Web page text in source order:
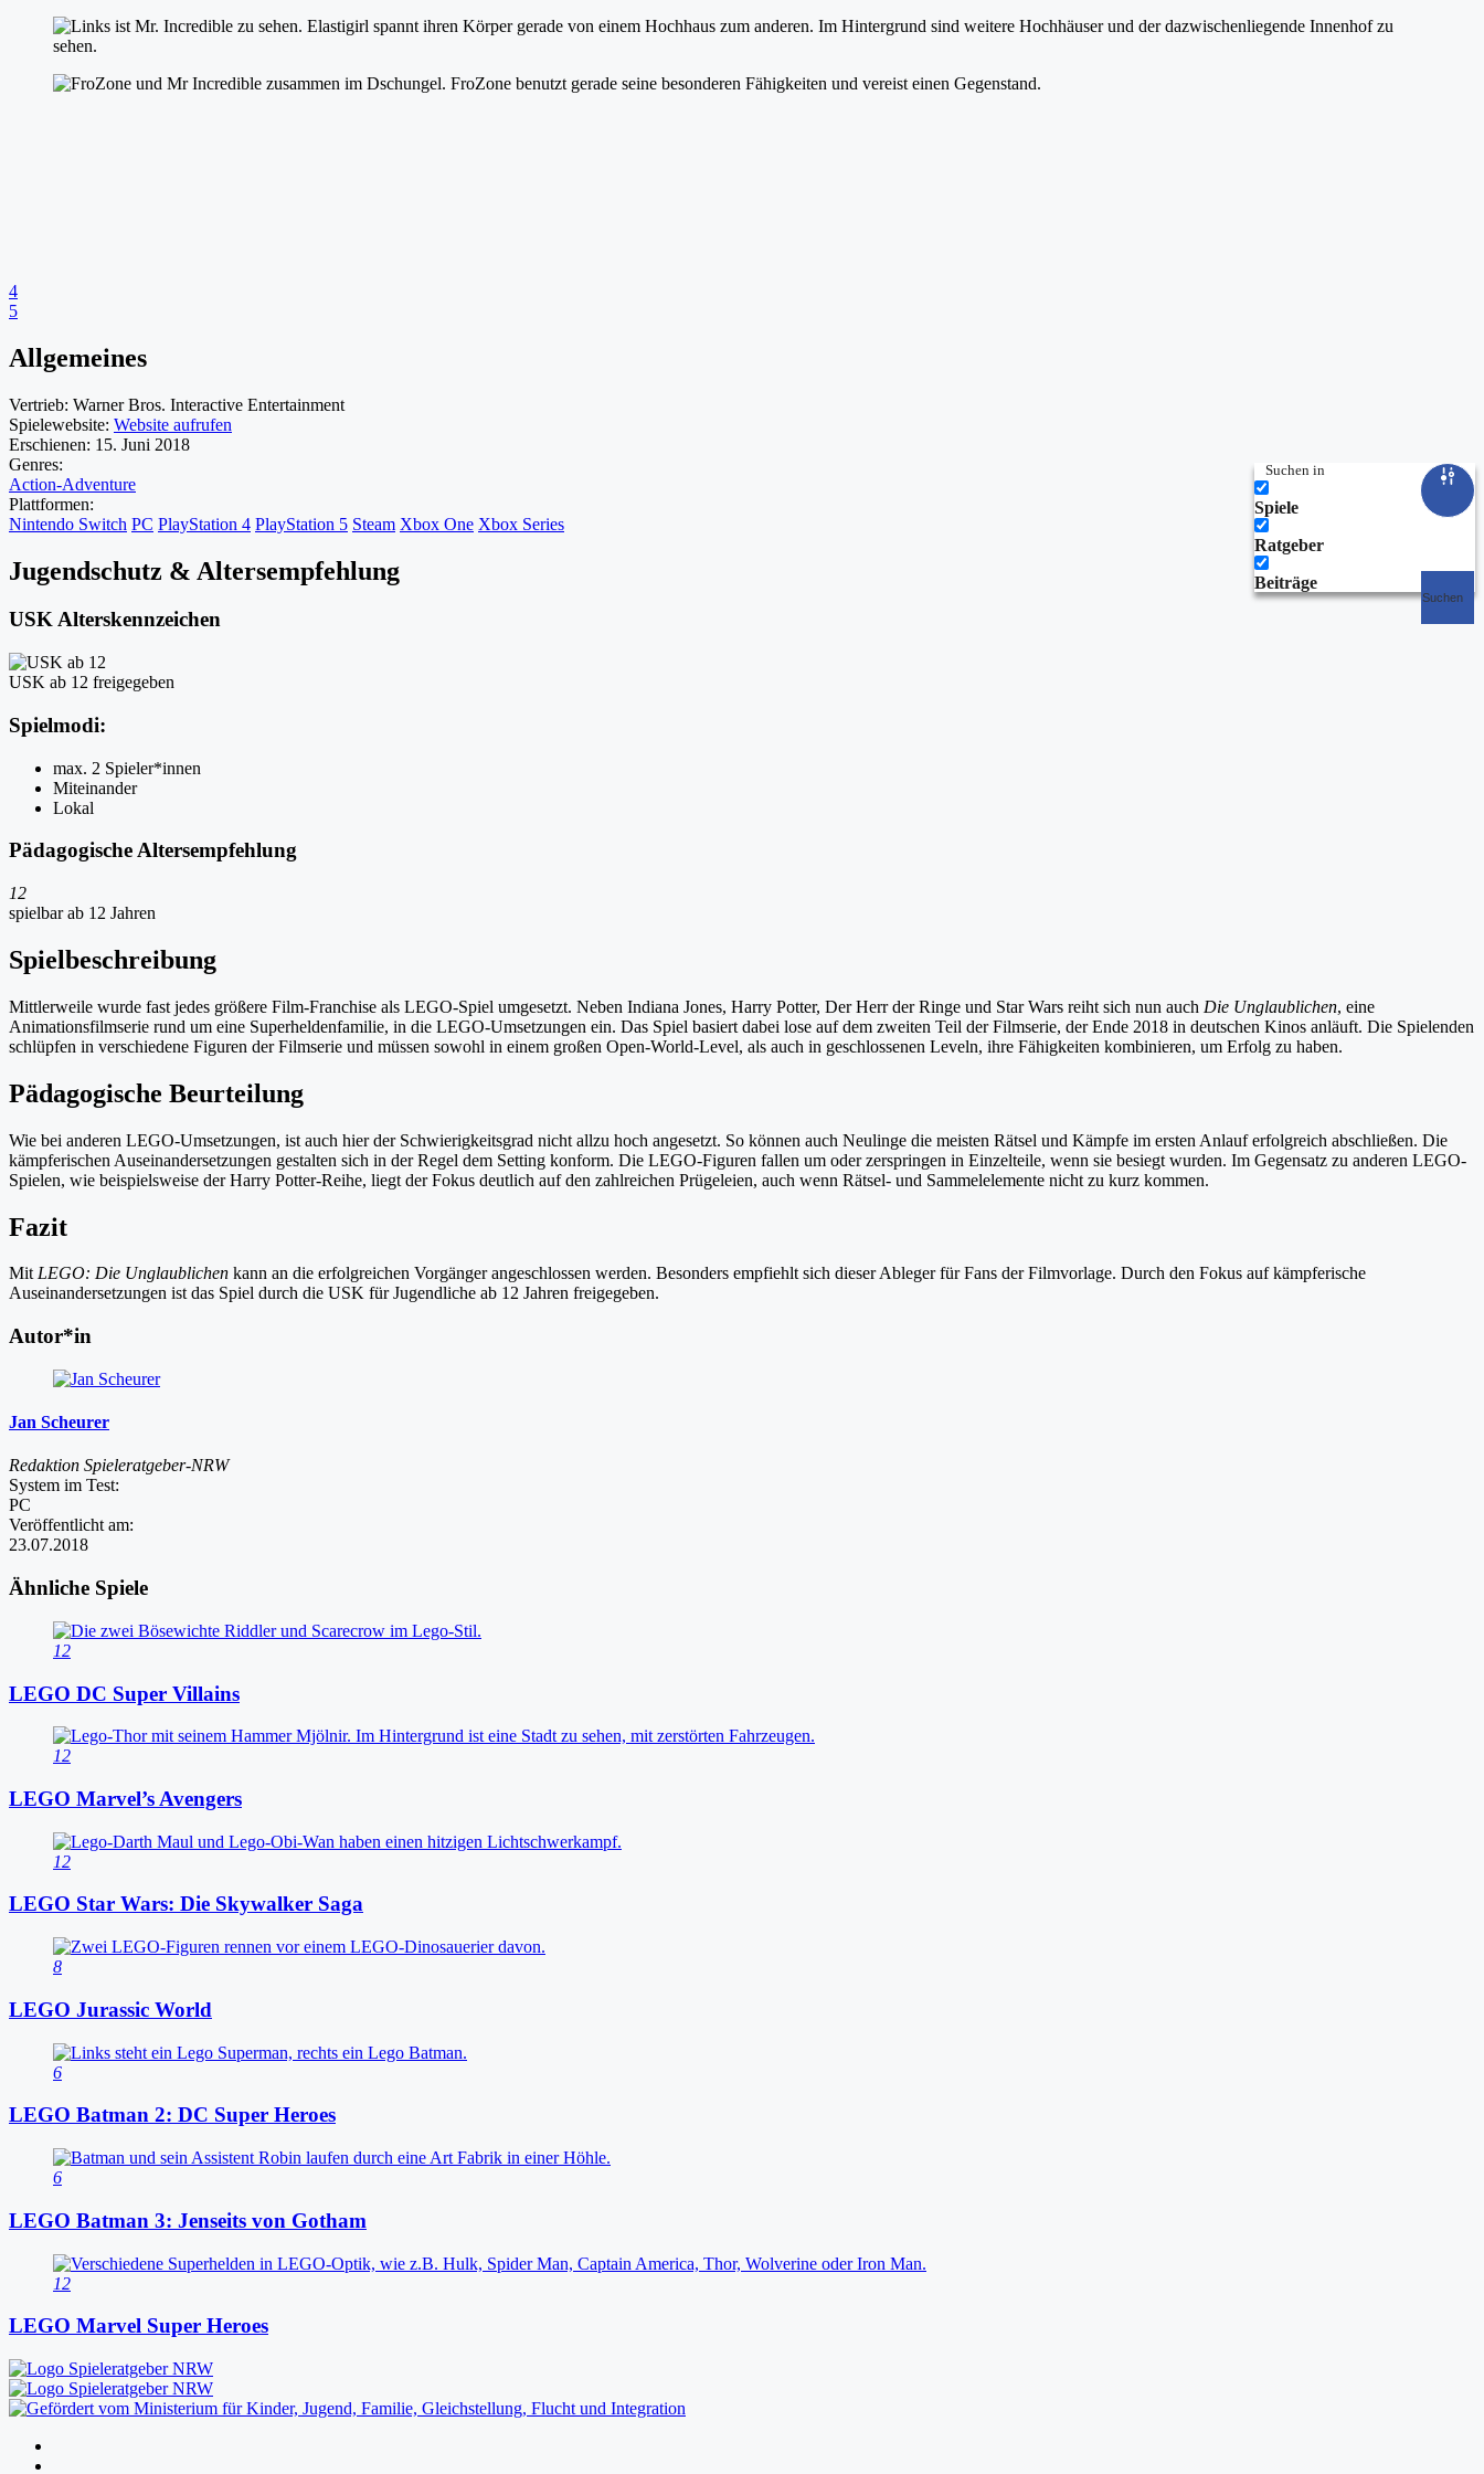
Suchen
Suchen in
Spiele
Ratgeber
Beiträge
4
5
Allgemeines
Vertrieb: Warner Bros. Interactive Entertainment
Spielewebsite: Website aufrufen
Erschienen: 15. Juni 2018
Genres:
Action-Adventure
Plattformen:
Nintendo Switch PC PlayStation 4 PlayStation 5 Steam Xbox One Xbox Series
Jugendschutz & Altersempfehlung
USK Alterskennzeichen
USK ab 12 freigegeben
Spielmodi:
max. 2 Spieler*innen
Miteinander
Lokal
Pädagogische Altersempfehlung
12
spielbar ab 12 Jahren
Spielbeschreibung
Mittlerweile wurde fast jedes größere Film-Franchise als LEGO-Spiel umgesetzt. Neben Indiana Jones, Harry Potter, Der Herr der Ringe und Star Wars reiht sich nun auch Die Unglaublichen, eine
Animationsfilmserie rund um eine Superheldenfamilie, in die LEGO-Umsetzungen ein. Das Spiel basiert dabei lose auf dem zweiten Teil der Filmserie, der Ende 2018 in deutschen Kinos anläuft. Die Spielenden
schlüpfen in verschiedene Figuren der Filmserie und müssen sowohl in einem großen Open-World-Level, als auch in geschlossenen Leveln, ihre Fähigkeiten kombinieren, um Erfolg zu haben.
Pädagogische Beurteilung
Wie bei anderen LEGO-Umsetzungen, ist auch hier der Schwierigkeitsgrad nicht allzu hoch angesetzt. So können auch Neulinge die meisten Rätsel und Kämpfe im ersten Anlauf erfolgreich abschließen. Die
kämpferischen Auseinandersetzungen gestalten sich in der Regel dem Setting konform. Die LEGO-Figuren fallen um oder zerspringen in Einzelteile, wenn sie besiegt wurden. Im Gegensatz zu anderen LEGO-
Spielen, wie beispielsweise der Harry Potter-Reihe, liegt der Fokus deutlich auf den zahlreichen Prügeleien, auch wenn Rätsel- und Sammelelemente nicht zu kurz kommen.
Fazit
MitLEGO: Die Unglaublichen kann an die erfolgreichen Vorgänger angeschlossen werden. Besonders empfiehlt sich dieser Ableger für Fans der Filmvorlage. Durch den Fokus auf kämpferische
Auseinandersetzungen ist das Spiel durch die USK für Jugendliche ab 12 Jahren freigegeben.
Autor*in
Jan Scheurer
Redaktion Spieleratgeber-NRW
System im Test:
PC
Veröffentlicht am:
23.07.2018
Ähnliche Spiele
12
LEGO DC Super Villains
12
LEGO Marvel’s Avengers
12
LEGO Star Wars: Die Skywalker Saga
8
LEGO Jurassic World
6
LEGO Batman 2: DC Super Heroes
6
LEGO Batman 3: Jenseits von Gotham
12
LEGO Marvel Super Heroes